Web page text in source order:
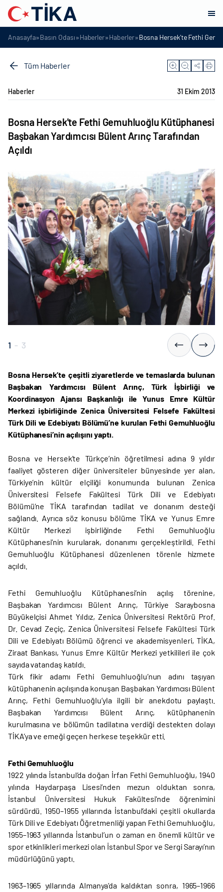
Anasayfa»Basın Odası»Haberler»Haberler»Bosna Hersek'te Fethi
Tüm Haberler
Haberler 31 Ekim 2013
Bosna Hersek'te Fethi Gemuhluoğlu Kütüphanesi
Başbakan Yardımcısı Bülent Arınç Tarafından
Açıldı
1 - 3
Bosna Hersek’te çeşitli ziyaretlerde ve temaslarda bulunan
Başbakan Yardımcısı Bülent Arınç, Türk İşbirliği ve
Koordinasyon Ajansı Başkanlığı ile Yunus Emre Kültür
Merkezi işbirliğinde Zenica Üniversitesi Felsefe Fakültesi
Türk Dili ve Edebiyatı Bölümü’ne kurulan Fethi Gemuhluoğlu
Kütüphanesi’nin açılışını yaptı.
Bosna ve Hersek’te Türkçe’nin öğretilmesi adına 9 yıldır
faaliyet gösteren diğer üniversiteler bünyesinde yer alan,
Türkiye’nin kültür elçiliği konumunda bulunan Zenica
Üniversitesi Felsefe Fakültesi Türk Dili ve Edebiyatı
Bölümü’ne TİKA tarafından tadilat ve donanım desteği
sağlandı. Ayrıca söz konusu bölüme TİKA ve Yunus Emre
Kültür Merkezi işbirliğinde Fethi Gemuhluoğlu
Kütüphanesi’nin kurularak, donanımı gerçekleştirildi. Fethi
Gemuhluoğlu Kütüphanesi düzenlenen törenle hizmete
açıldı.
Fethi Gemuhluoğlu Kütüphanesi’nin açılış törenine,
Başbakan Yardımcısı Bülent Arınç, Türkiye Saraybosna
Büyükelçisi Ahmet Yıldız, Zenica Üniversitesi Rektörü Prof.
Dr. Cevad Zeçiç, Zenica Üniversitesi Felsefe Fakültesi Türk
Dili ve Edebiyatı Bölümü öğrenci ve akademisyenleri, TİKA,
Ziraat Bankası, Yunus Emre Kültür Merkezi yetkilileri ile çok
sayıda vatandaş katıldı.
Türk fikir adamı Fethi Gemuhluoğlu’nun adını taşıyan
kütüphanenin açılışında konuşan Başbakan Yardımcısı Bülent
Arınç, Fethi Gemuhluoğlu’yla ilgili bir anekdotu paylaştı.
Başbakan Yardımcısı Bülent Arınç, kütüphanenin
kurulmasına ve bölümün tadilatına verdiği destekten dolayı
TİKA’ya ve emeği geçen herkese teşekkür etti.
Fethi Gemuhluoğlu
1922 yılında İstanbul’da doğan İrfan Fethi Gemuhluoğlu, 1940
yılında Haydarpaşa Lisesi’nden mezun olduktan sonra,
İstanbul Üniversitesi Hukuk Fakültesi’nde öğrenimini
sürdürdü. 1950–1955 yıllarında İstanbul’daki çeşitli okullarda
Türk Dili ve Edebiyatı Öğretmenliği yapan Fethi Gemuhluoğlu,
1955–1963 yıllarında İstanbul’un o zaman en önemli kültür ve
spor etkinlikleri merkezi olan İstanbul Spor ve Sergi Sarayı’nın
müdürlüğünü yaptı.
1963–1965 yıllarında Almanya’da kaldıktan sonra, 1965–1966